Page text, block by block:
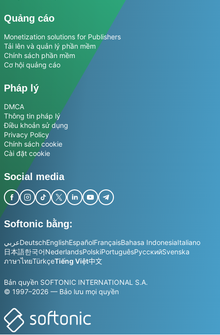
Quảng cáo
Monetization solutions for Publishers
Tải lên và quản lý phần mềm
Chính sách phần mềm
Cơ hội quảng cáo
Pháp lý
DMCA
Thông tin pháp lý
Điều khoản sử dụng
Privacy Policy
Chính sách cookie
Cài đặt cookie
Social media
Softonic bằng:
عربيDeutschEnglishEspañolFrançaisBahasa IndonesiaItaliano
日本語한국어NederlandsPolskiPortuguêsРусскийSvenska
ภาษาไทยTürkçeTiếng Việt中文
Bản quyền SOFTONIC INTERNATIONAL S.A.
© 1997–2026 — Bảo lưu mọi quyền